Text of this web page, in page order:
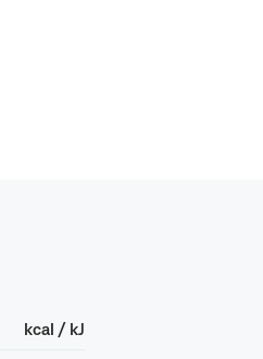
kcal / kJ